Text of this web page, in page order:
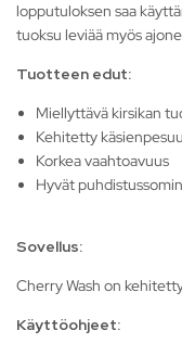
lopputuloksen saa
tuoksu leviää myös
Tuotteen edut:
Miellyttävä kirsikan
Kehitetty
Korkea vaahtoavuus
Hyvät
Sovellus:
Cherry Wash on
Käyttöohjeet: